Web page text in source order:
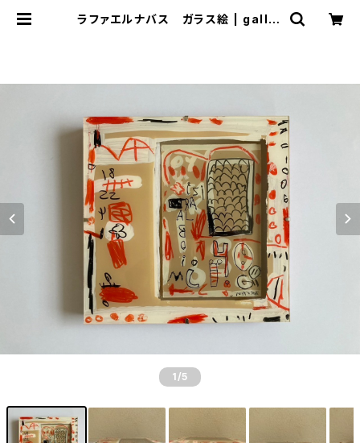
ラファエルナバス ガラス絵 | galler
1 /5